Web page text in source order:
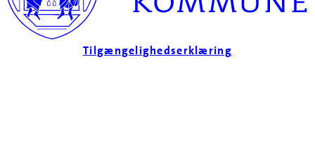
Tilgængelighedserklæring